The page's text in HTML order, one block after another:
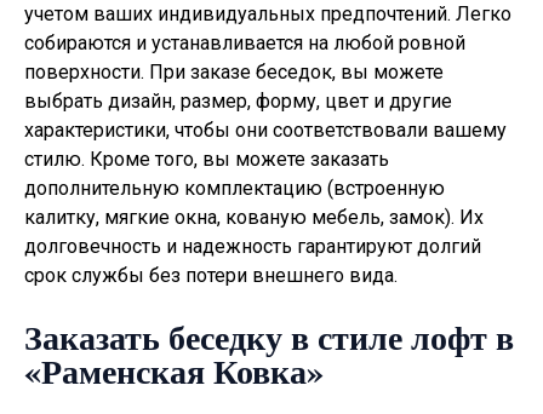
учетом ваших индивидуальных предпочтений. Легко
собираются и устанавливается на любой ровной
поверхности. При заказе беседок, вы можете
выбрать дизайн, размер, форму, цвет и другие
характеристики, чтобы они соответствовали вашему
стилю. Кроме того, вы можете заказать
дополнительную комплектацию (встроенную
калитку, мягкие окна, кованую мебель, замок). Их
долговечность и надежность гарантируют долгий
срок службы без потери внешнего вида.
Заказать беседку в стиле лофт в
«Раменская Ковка»